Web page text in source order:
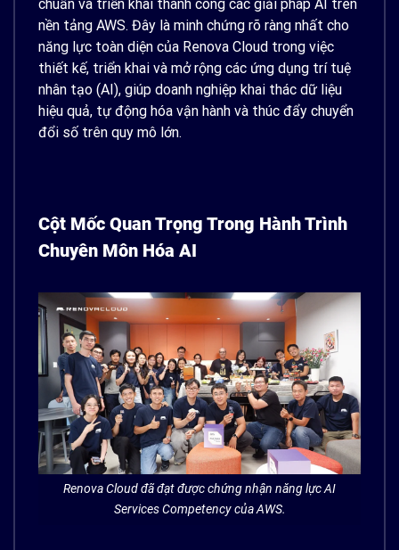
chuẩn và triển khai thành công các giải pháp AI trên
nền tảng AWS. Đây là minh chứng rõ ràng nhất cho
năng lực toàn diện của Renova Cloud trong việc
thiết kế, triển khai và mở rộng các ứng dụng trí tuệ
nhân tạo (AI), giúp doanh nghiệp khai thác dữ liệu
hiệu quả, tự động hóa vận hành và thúc đẩy chuyển
đổi số trên quy mô lớn.
Cột Mốc Quan Trọng Trong Hành Trình
Chuyên Môn Hóa AI
Renova Cloud đã đạt được chứng nhận năng lực AI
Services Competency của AWS.